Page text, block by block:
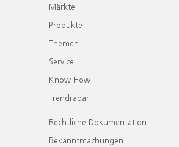
Märkte
Produkte
Themen
Service
Know How
Trendradar
Rechtliche Dokumentation
Bekanntmachungen